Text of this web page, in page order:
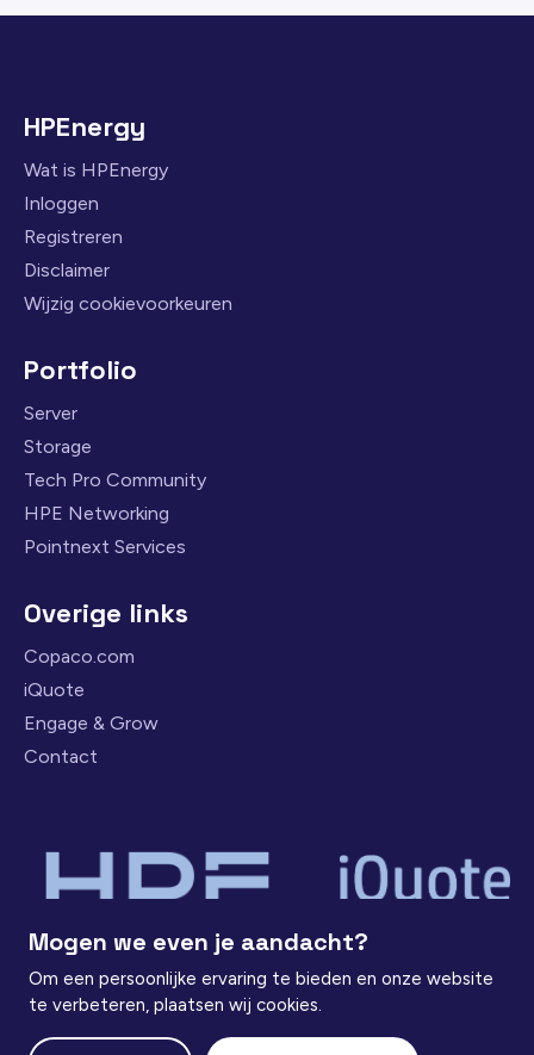
HPEnergy
Wat is HPEnergy
Inloggen
Registreren
Disclaimer
Wijzig cookievoorkeuren
Portfolio
Server
Storage
Tech Pro Community
HPE Networking
Pointnext Services
Overige links
Copaco.com
iQuote
Engage & Grow
Contact
Mogen we even je aandacht?
Om een persoonlijke ervaring te bieden en onze website
te verbeteren, plaatsen wij cookies.